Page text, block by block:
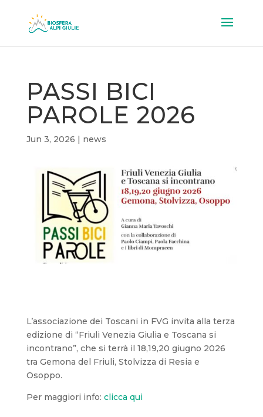
PASSI BICI
PAROLE 2026
Jun 3, 2026 | news
L’associazione dei Toscani in FVG invita alla terza
edizione di “Friuli Venezia Giulia e Toscana si
incontrano”, che si terrà il 18,19,20 giugno 2026
tra Gemona del Friuli, Stolvizza di Resia e
Osoppo.
Per maggiori info: clicca qui